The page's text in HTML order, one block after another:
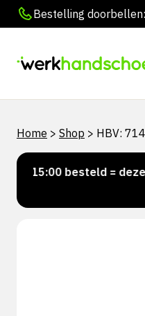
Bestelling doorbellen:
Home > Shop > HBV:
15:00 besteld =